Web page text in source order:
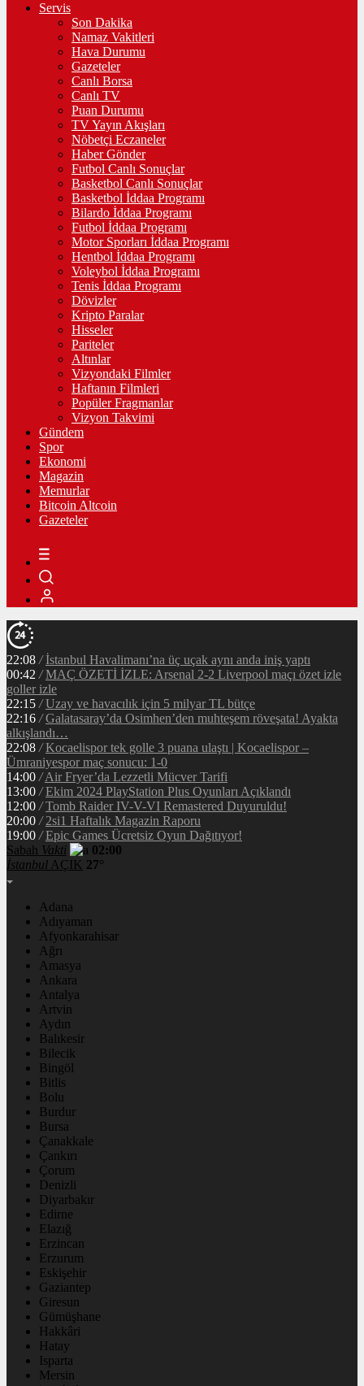
Servis
Son Dakika
Namaz Vakitleri
Hava Durumu
Gazeteler
Canlı Borsa
Canlı TV
Puan Durumu
TV Yayın Akışları
Nöbetçi Eczaneler
Haber Gönder
Futbol Canlı Sonuçlar
Basketbol Canlı Sonuçlar
Basketbol İddaa Programı
Bilardo İddaa Programı
Futbol İddaa Programı
Motor Sporları İddaa Programı
Hentbol İddaa Programı
Voleybol İddaa Programı
Tenis İddaa Programı
Dövizler
Kripto Paralar
Hisseler
Pariteler
Altınlar
Vizyondaki Filmler
Haftanın Filmleri
Popüler Fragmanlar
Vizyon Takvimi
Gündem
Spor
Ekonomi
Magazin
Memurlar
Bitcoin Altcoin
Gazeteler
22:08 / İstanbul Havalimanı’na üç uçak aynı anda iniş yaptı
00:42 / MAÇ ÖZETİ İZLE: Arsenal 2-2 Liverpool maçı özet izle
goller izle
22:15 / Uzay ve havacılık için 5 milyar TL bütçe
22:16 / Galatasaray’da Osimhen’den muhteşem röveşata! Ayakta
alkışlandı…
22:08 / Kocaelispor tek golle 3 puana ulaştı | Kocaelispor –
Ümraniyespor maç sonucu: 1-0
14:00 / Air Fryer’da Lezzetli Mücver Tarifi
13:00 / Ekim 2024 PlayStation Plus Oyunları Açıklandı
12:00 / Tomb Raider IV-V-VI Remastered Duyuruldu!
20:00 / 2si1 Haftalık Magazin Raporu
19:00 / Epic Games Ücretsiz Oyun Dağıtıyor!
Sabah Vakti
02:00
İstanbul AÇIK 27°
Adana
Adıyaman
Afyonkarahisar
Ağrı
Amasya
Ankara
Antalya
Artvin
Aydın
Balıkesir
Bilecik
Bingöl
Bitlis
Bolu
Burdur
Bursa
Çanakkale
Çankırı
Çorum
Denizli
Diyarbakır
Edirne
Elazığ
Erzincan
Erzurum
Eskişehir
Gaziantep
Giresun
Gümüşhane
Hakkâri
Hatay
Isparta
Mersin